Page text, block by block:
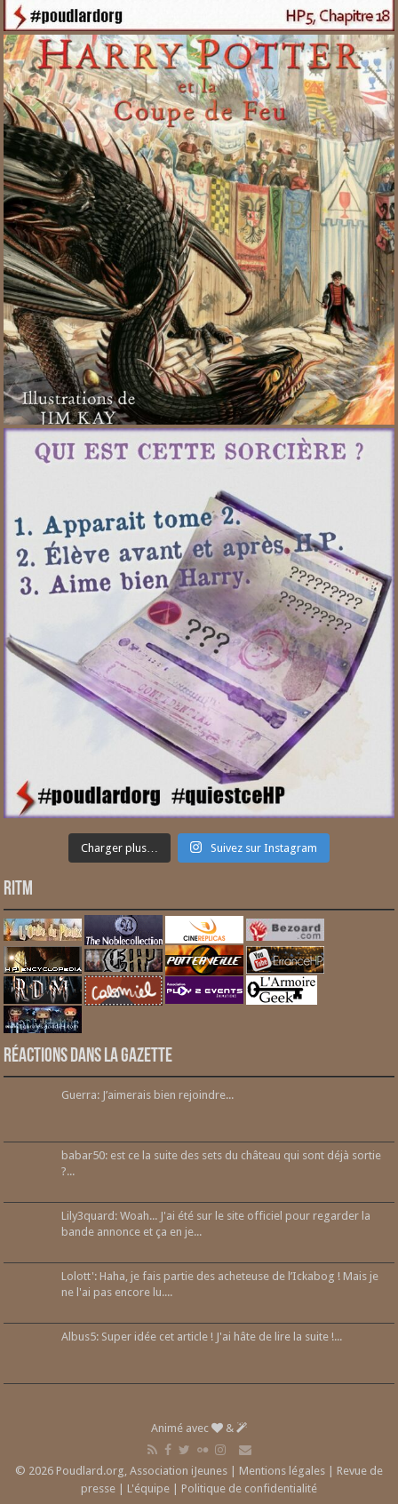
Charger plus… Suivez sur Instagram
RITM
Réactions dans la gazette
Guerra: J’aimerais bien rejoindre...
babar50: est ce la suite des sets du château qui sont déjà sortie
?...
Lily3quard: Woah... J'ai été sur le site officiel pour regarder la
bande annonce et ça en je...
Lolott': Haha, je fais partie des acheteuse de l’Ickabog ! Mais je
ne l'ai pas encore lu....
Albus5: Super idée cet article ! J'ai hâte de lire la suite !...
Animé avec &
© 2026 Poudlard.org, Association iJeunes | Mentions légales | Revue de
presse | L'équipe | Politique de confidentialité